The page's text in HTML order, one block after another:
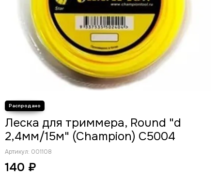
Шины для бензопил
Зарядные устроийства
Индивидуальная защита
Лента шлифовальная
Колеса для тачки
Канистры для ГСМ
Ремни для триммеров
Пылесборники
Биты и наборы
Пилки для лобзика
Долота
Сверла
Стойки для дрели
Леска для триммера, Round "d
2,4мм/15м" (Champion) C5004
Артикул: 001108
140 ₽